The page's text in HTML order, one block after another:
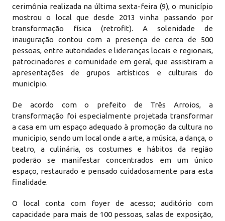
cerimônia realizada na última sexta-feira (9), o município
mostrou o local que desde 2013 vinha passando por
transformação física (retrofit). A solenidade de
inauguração contou com a presença de cerca de 500
pessoas, entre autoridades e lideranças locais e regionais,
patrocinadores e comunidade em geral, que assistiram a
apresentações de grupos artísticos e culturais do
município.
De acordo com o prefeito de Três Arroios, a
transformação foi especialmente projetada transformar
a casa em um espaço adequado à promoção da cultura no
município, sendo um local onde a arte, a música, a dança, o
teatro, a culinária, os costumes e hábitos da região
poderão se manifestar concentrados em um único
espaço, restaurado e pensado cuidadosamente para esta
finalidade.
O local conta com foyer de acesso; auditório com
capacidade para mais de 100 pessoas, salas de exposição,